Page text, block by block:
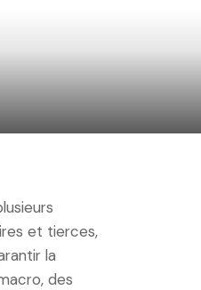
et tierces,
la
des